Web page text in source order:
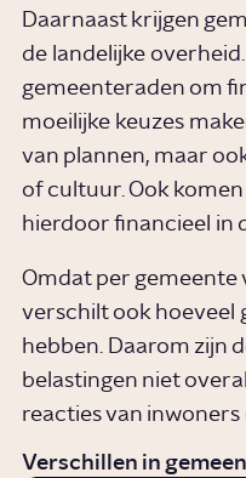
Daarnaast krijgen
de landelijke
gemeenteraden om
moeilijke keuzes
van plannen, maar
of cultuur. Ook
hierdoor financieel in
Omdat per gemeente
verschilt ook hoeveel
hebben. Daarom zijn
belastingen niet overal
reacties van
Verschillen in